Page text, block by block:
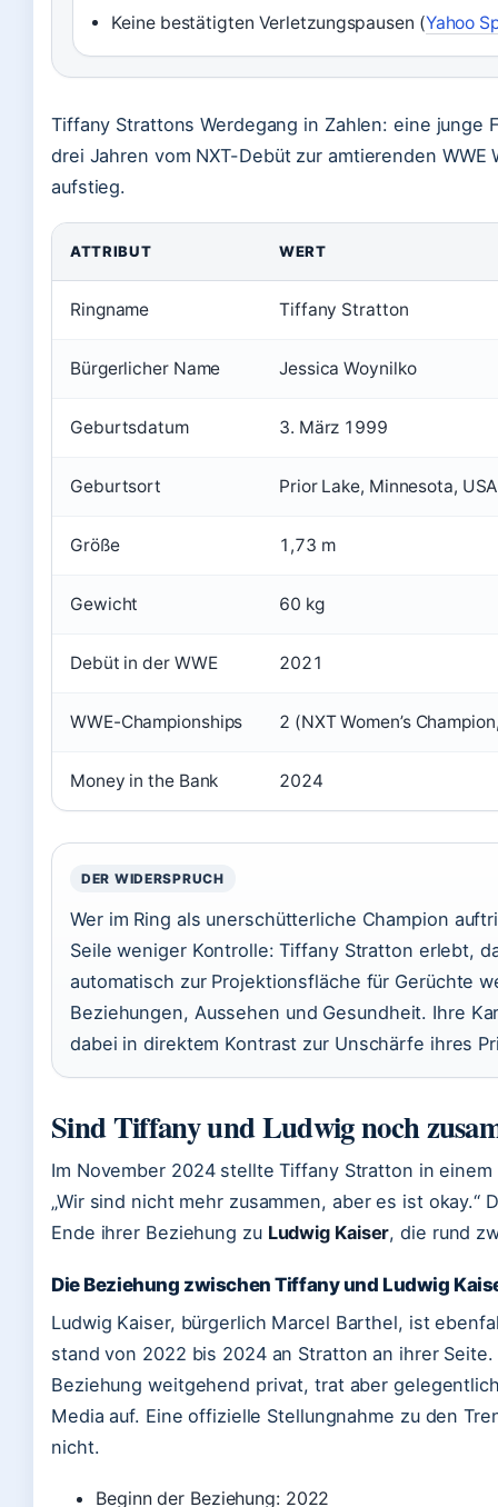
Keine bestätigten Verletzungspausen (Yahoo
Tiffany Strattons Werdegang in Zahlen: eine junge
drei Jahren vom NXT-Debüt zur amtierenden WWE
aufstieg.
ATTRIBUT WERT
Ringname Tiffany Stratton
Bürgerlicher Name Jessica Woynilko
Geburtsdatum 3. März 1999
Geburtsort Prior Lake, Minnesota, USA
Größe 1,73 m
Gewicht 60 kg
Debüt in der WWE 2021
WWE-Championships 2 (NXT Women’s
Money in the Bank 2024
DER WIDERSPRUCH
Wer im Ring als unerschütterliche Champion
Seile weniger Kontrolle: Tiffany Stratton erlebt,
automatisch zur Projektionsfläche für Gerüchte
Beziehungen, Aussehen und Gesundheit. Ihre
dabei in direktem Kontrast zur Unschärfe ihres
Sind Tiffany und Ludwig noch
Im November 2024 stellte Tiffany Stratton in
„Wir sind nicht mehr zusammen, aber es ist okay.“
Ende ihrer Beziehung zu Ludwig Kaiser, die rund
Die Beziehung zwischen Tiffany und Ludwig
Ludwig Kaiser, bürgerlich Marcel Barthel, ist
stand von 2022 bis 2024 an Stratton an ihrer Seite.
Beziehung weitgehend privat, trat aber
Media auf. Eine offizielle Stellungnahme zu den
nicht.
Beginn der Beziehung: 2022